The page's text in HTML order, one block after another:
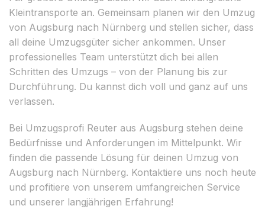
Kleintransporte an. Gemeinsam planen wir den Umzug
von Augsburg nach Nürnberg und stellen sicher, dass
all deine Umzugsgüter sicher ankommen. Unser
professionelles Team unterstützt dich bei allen
Schritten des Umzugs – von der Planung bis zur
Durchführung. Du kannst dich voll und ganz auf uns
verlassen.
Bei Umzugsprofi Reuter aus Augsburg stehen deine
Bedürfnisse und Anforderungen im Mittelpunkt. Wir
finden die passende Lösung für deinen Umzug von
Augsburg nach Nürnberg. Kontaktiere uns noch heute
und profitiere von unserem umfangreichen Service
und unserer langjährigen Erfahrung!